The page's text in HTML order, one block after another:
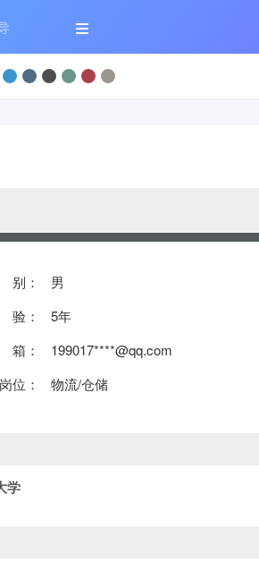
：
男
：
5年
：
199017****@qq.com
位： 物流/仓储
学